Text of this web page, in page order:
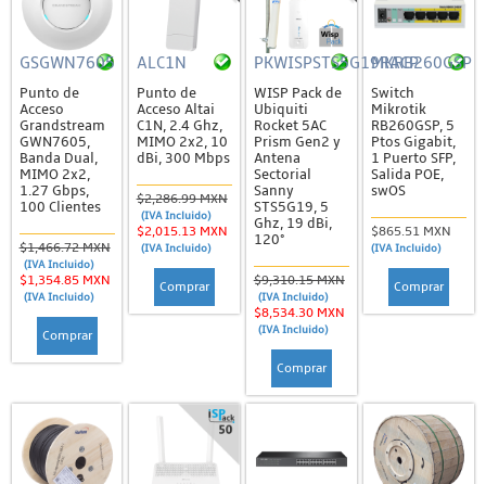
Conectores y Herramientas
Controladores e Inversores
Montajes y Gabinetes
Paneles Solares
Equipo de Cómputo
CPUs
Impresoras
Laptops
Mouse, Bocinas y Otros Periféricos
Grandstream
ATA's / Gateways
Módulos de Extensión / Accesorios
GSGWN7605
Punto de
Acceso
Grandstream
GWN7605,
Banda Dual,
MIMO 2x2,
1.27 Gbps,
100 Clientes
$1,466.72 MXN
(IVA Incluido)
$1,354.85 MXN
(IVA Incluido)
Comprar
ALC1N
Punto de
Acceso Altai
C1N, 2.4 Ghz,
MIMO 2x2, 10
dBi, 300 Mbps
$2,286.99 MXN
(IVA Incluido)
$2,015.13 MXN
(IVA Incluido)
Comprar
PKWISPSTS5G19RACP
WISP Pack de
Ubiquiti
Rocket 5AC
Prism Gen2 y
Antena
Sectorial
Sanny
STS5G19, 5
Ghz, 19 dBi,
120°
$9,310.15 MXN
(IVA Incluido)
$8,534.30 MXN
(IVA Incluido)
Comprar
MKRB260GSP
Switch
Mikrotik
RB260GSP, 5
Ptos Gigabit,
1 Puerto SFP,
Salida POE,
swOS
$865.51 MXN
(IVA Incluido)
Comprar